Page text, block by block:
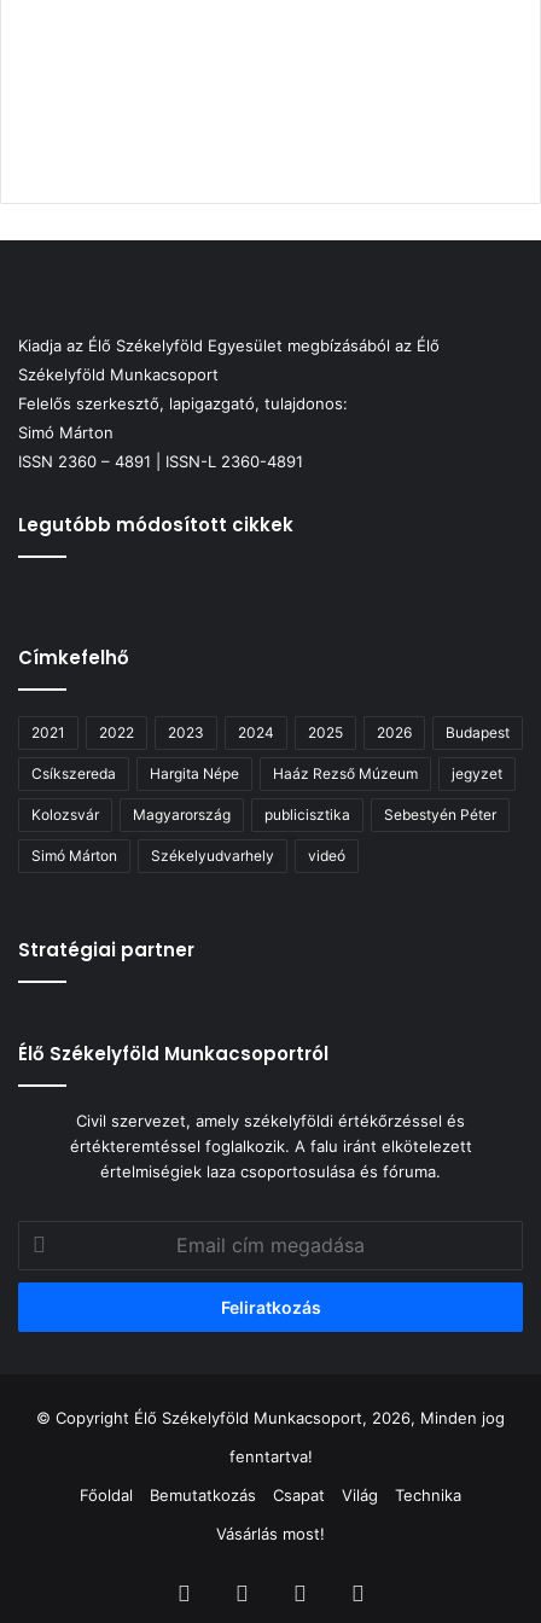
Kiadja az Élő Székelyföld Egyesület megbízásából az Élő
Székelyföld Munkacsoport
Felelős szerkesztő, lapigazgató, tulajdonos:
Simó Márton
ISSN 2360 – 4891 | ISSN-L 2360-4891
Legutóbb módosított cikkek
Címkefelhő
2021 2022 2023 2024 2025 2026 Budapest
Csíkszereda Hargita Népe Haáz Rezső Múzeum jegyzet
Kolozsvár Magyarország publicisztika Sebestyén Péter
Simó Márton Székelyudvarhely videó
Stratégiai partner
Élő Székelyföld Munkacsoportról
Civil szervezet, amely székelyföldi értékőrzéssel és
értékteremtéssel foglalkozik. A falu iránt elkötelezett
értelmiségiek laza csoportosulása és fóruma.
cím
megadása
© Copyright Élő Székelyföld Munkacsoport, 2026, Minden jog
fenntartva!
Főoldal
Bemutatkozás Csapat Világ
Technika
Vásárlás most!
Facebook YouTube